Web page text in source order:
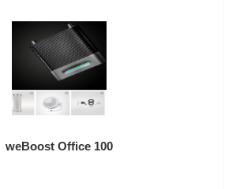
weBoost Office 100